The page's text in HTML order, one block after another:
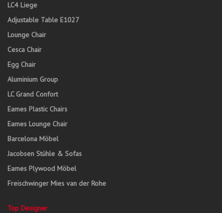
LC4 Liege
Adjustable Table E1027
Lounge Chair
Cesca Chair
Egg Chair
Aluminium Group
LC Grand Confort
Eames Plastic Chairs
Eames Lounge Chair
Barcelona Möbel
Jacobsen Stühle & Sofas
Eames Plywood Möbel
Freischwinger Mies van der Rohe
Top Designer